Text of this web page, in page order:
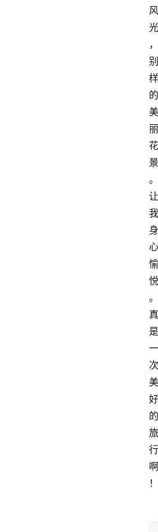
风
光
，
别
样
的
美
丽
花
景
。
让
我
身
心
愉
悦
。
真
是
一
次
美
好
的
旅
行
啊
！